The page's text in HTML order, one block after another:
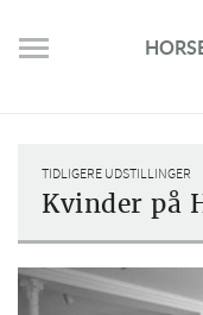
content
TIDLIGERE UDSTILLINGER
Kvinder på